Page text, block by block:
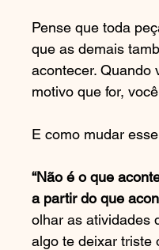
Pense que toda
que as demais
acontecer. Quando
motivo que for,
E como mudar
“Não é o que
a partir do que
olhar as atividades
algo te deixar triste